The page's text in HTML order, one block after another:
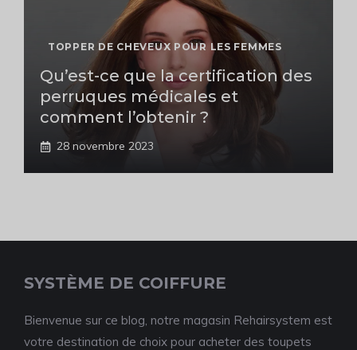
TOPPER DE CHEVEUX POUR LES FEMMES
Qu’est-ce que la certification des
perruques médicales et
comment l’obtenir ?
28 novembre 2023
SYSTÈME DE COIFFURE
Bienvenue sur ce blog, notre magasin Rehairsystem est
votre destination de choix pour acheter des toupets